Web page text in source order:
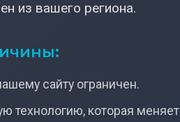
из вашего региона.
сайту ограничен.
технологию, которая меняет